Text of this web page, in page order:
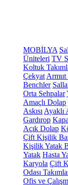
MOBİLYA
Üniteleri TV
Koltuk
Çekyat Armut
Benchler
Orta Sehpalar
Amaçlı Dolap
Askısı Ayaklı
Gardırop
Açık Dolap
Çift Kişilik
Kişilik Yatak
Yatak Hasta
Karyola Çift
Odası
Ofis ve